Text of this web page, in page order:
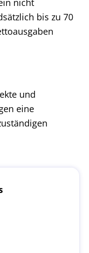
nicht
bis zu 70
und
eine